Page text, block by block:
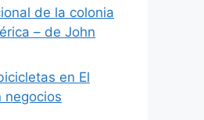
de la colonia
– de John
en El
negocios